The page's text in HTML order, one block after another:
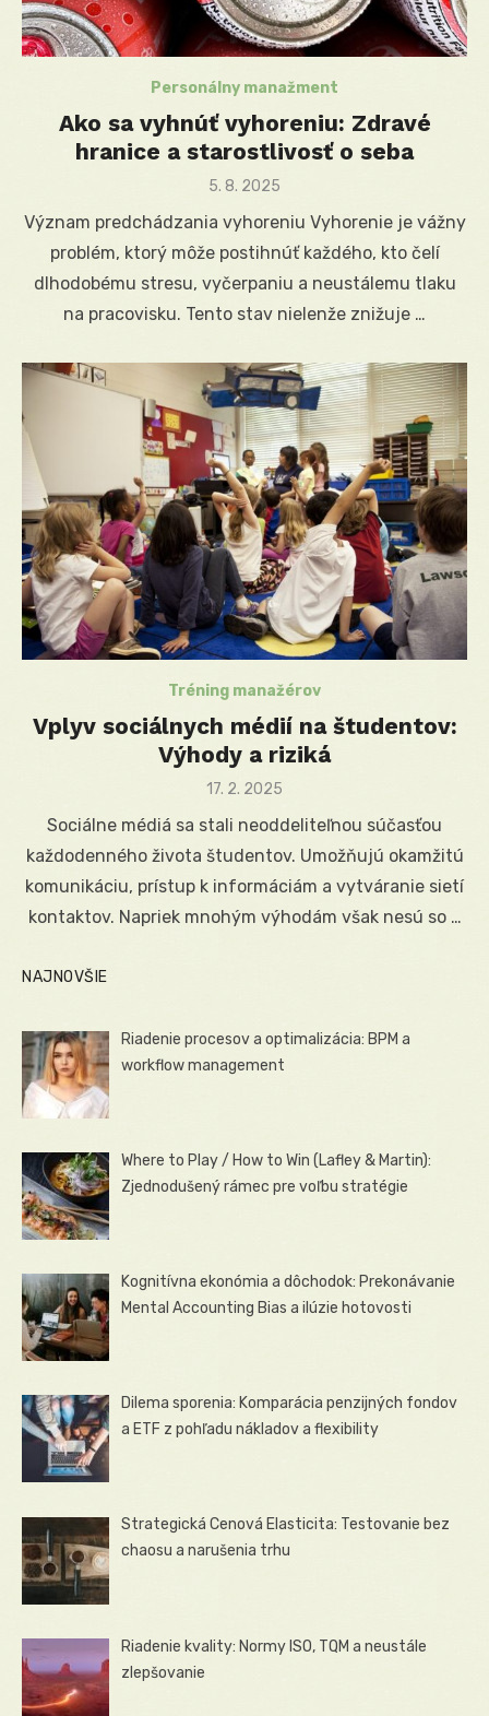
Personálny manažment
Ako sa vyhnúť vyhoreniu: Zdravé
hranice a starostlivosť o seba
Posted
5. 8. 2025
Význam predchádzania vyhoreniu Vyhorenie je vážny
problém, ktorý môže postihnúť každého, kto čelí
dlhodobému stresu, vyčerpaniu a neustálemu tlaku
na pracovisku. Tento stav nielenže znižuje …
Tréning manažérov
Vplyv sociálnych médií na študentov:
Výhody a riziká
Posted
17. 2. 2025
Sociálne médiá sa stali neoddeliteľnou súčasťou
každodenného života študentov. Umožňujú okamžitú
komunikáciu, prístup k informáciám a vytváranie sietí
kontaktov. Napriek mnohým výhodám však nesú so …
NAJNOVŠIE
Riadenie procesov a optimalizácia: BPM a
workflow management
Where to Play / How to Win (Lafley & Martin):
Zjednodušený rámec pre voľbu stratégie
Kognitívna ekonómia a dôchodok: Prekonávanie
Mental Accounting Bias a ilúzie hotovosti
Dilema sporenia: Komparácia penzijných fondov
a ETF z pohľadu nákladov a flexibility
Strategická Cenová Elasticita: Testovanie bez
chaosu a narušenia trhu
Riadenie kvality: Normy ISO, TQM a neustále
zlepšovanie